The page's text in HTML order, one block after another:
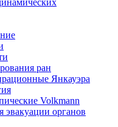
ран
Янкауэра
Volkmann
органов